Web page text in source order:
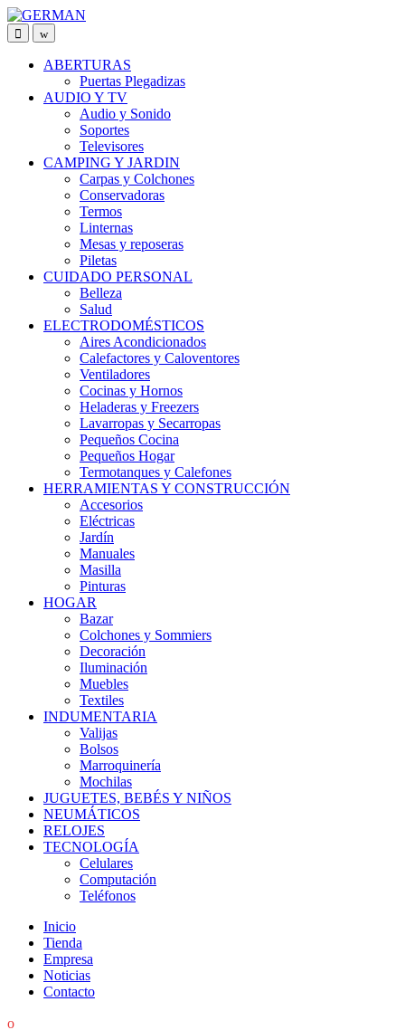
Skip
to
navigation
Skip
to
content
ABERTURAS
Puertas Plegadizas
AUDIO Y TV
Audio y Sonido
Soportes
Televisores
CAMPING Y JARDIN
Carpas y Colchones
Conservadoras
Termos
Linternas
Mesas y reposeras
Piletas
CUIDADO PERSONAL
Belleza
Salud
ELECTRODOMÉSTICOS
Aires Acondicionados
Calefactores y Caloventores
Ventiladores
Cocinas y Hornos
Heladeras y Freezers
Lavarropas y Secarropas
Pequeños Cocina
Pequeños Hogar
Termotanques y Calefones
HERRAMIENTAS Y CONSTRUCCIÓN
Accesorios
Eléctricas
Jardín
Manuales
Masilla
Pinturas
HOGAR
Bazar
Colchones y Sommiers
Decoración
Iluminación
Muebles
Textiles
INDUMENTARIA
Valijas
Bolsos
Marroquinería
Mochilas
JUGUETES, BEBÉS Y NIÑOS
NEUMÁTICOS
RELOJES
TECNOLOGÍA
Celulares
Computación
Teléfonos
Inicio
Tienda
Empresa
Noticias
Contacto